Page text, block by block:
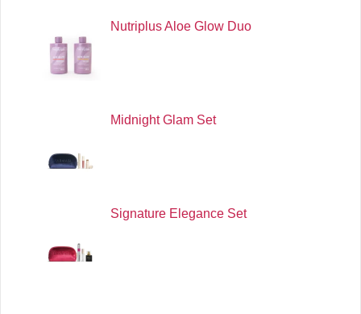
Nutriplus Aloe Glow Duo
Midnight Glam Set
Signature Elegance Set